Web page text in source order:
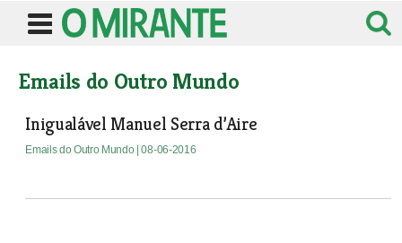
Emails do Outro Mundo
Inigualável Manuel Serra d’Aire
Emails do Outro Mundo | 08-06-2016